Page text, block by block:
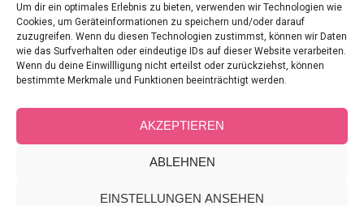
Um dir ein optimales Erlebnis zu bieten, verwenden wir Technologien wie
Cookies, um Geräteinformationen zu speichern und/oder darauf
zuzugreifen. Wenn du diesen Technologien zustimmst, können wir Daten
wie das Surfverhalten oder eindeutige IDs auf dieser Website verarbeiten.
Wenn du deine Einwillligung nicht erteilst oder zurückziehst, können
bestimmte Merkmale und Funktionen beeinträchtigt werden.
AKZEPTIEREN
ABLEHNEN
EINSTELLUNGEN ANSEHEN
Inhaltlich verantwortlich gemäß § 18 Abs. 2 MStV:
Die Geschäftsführung, Julia Frank
Anschrift wie oben
Alle Inhalte dieser Website, insbesondere Texte, Fotografien und
Grafiken, sind urheberrechtlich geschützt. Eine Verwendung
ohne ausdrückliche Zustimmung ist nicht gestattet. Trotz
sorgfältiger inhaltlicher Kontrolle übernehmen wir keine Haftung